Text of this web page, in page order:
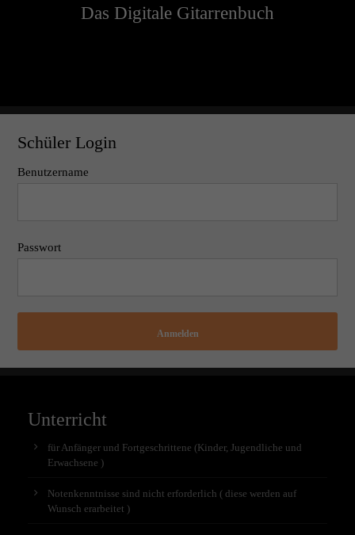
Das Digitale Gitarrenbuch
Schüler Login
Benutzername
Passwort
Anmelden
Unterricht
für Anfänger und Fortgeschrittene (Kinder, Jugendliche und
Erwachsene )
Notenkenntnisse sind nicht erforderlich ( diese werden auf
Wunsch erarbeitet )